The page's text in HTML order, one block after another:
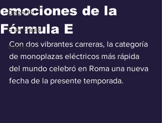
Deporte
Especiales
Industra
emociones de la
Fórmula E
Con dos vibrantes carreras, la categoría
de monoplazas eléctricos más rápida
del mundo celebró en Roma una nueva
fecha de la presente temporada.